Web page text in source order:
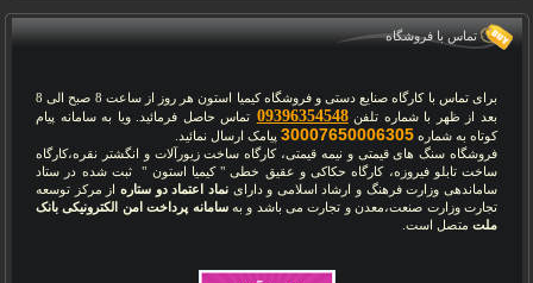
تماس با فروشگاه
برای تماس با کارگاه صنایع دستی و فروشگاه کیمیا استون هر روز از ساعت 8 صبح الی 8
بعد از ظهر با شماره تلفن09396354548 تماس حاصل فرمائید. ویا به سامانه پیام
کوتاه به شماره 30007650006305 پیامک ارسال نمائید.
فروشگاه سنگ های قیمتی و نیمه قیمتی، کارگاه ساخت زیورآلات و انگشتر نقره،کارگاه
ساخت تابلو فیروزه، کارگاه حکاکی و عقیق خطی " کیمیا استون " ثبت شده در ستاد
ساماندهی وزارت فرهنگ و ارشاد اسلامی و داراینماد اعتماد دو ستاره از مرکز توسعه
تجارت وزارت صنعت،معدن و تجارت می باشد و بهسامانه پرداخت امن الکترونیکی بانک
ملت متصل است.